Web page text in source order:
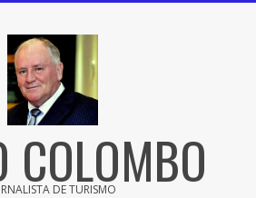
COLOMBO
DE TURISMO